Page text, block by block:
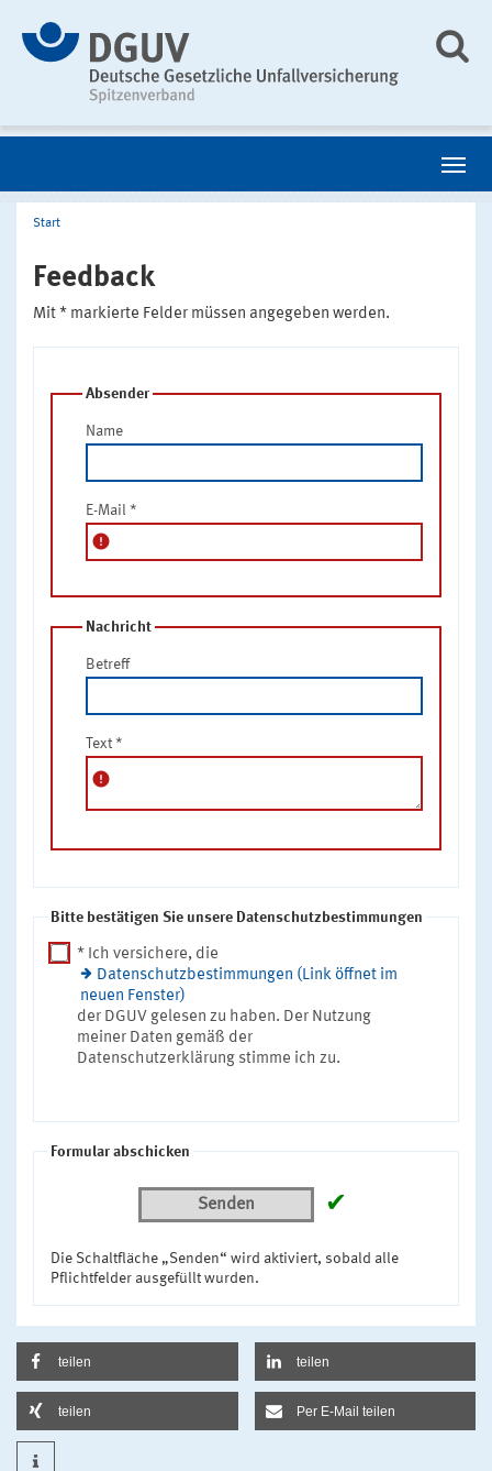
Start
Feedback
Mit * markierte Felder müssen angegeben werden.
Absender
Name
E-Mail *
error
Nachricht
Betreff
Text *
error
Bitte bestätigen Sie unsere Datenschutzbestimmungen
* Ich versichere, die
Datenschutzbestimmungen (Link öffnet im
neuen Fenster)
der DGUV gelesen zu haben. Der Nutzung
meiner Daten gemäß der
Datenschutzerklärung stimme ich zu.
Formular abschicken
Senden ✔
Die Schaltfläche „Senden“ wird aktiviert, sobald alle
Pflichtfelder ausgefüllt wurden.
teilen teilen
teilen Per E-Mail teilen